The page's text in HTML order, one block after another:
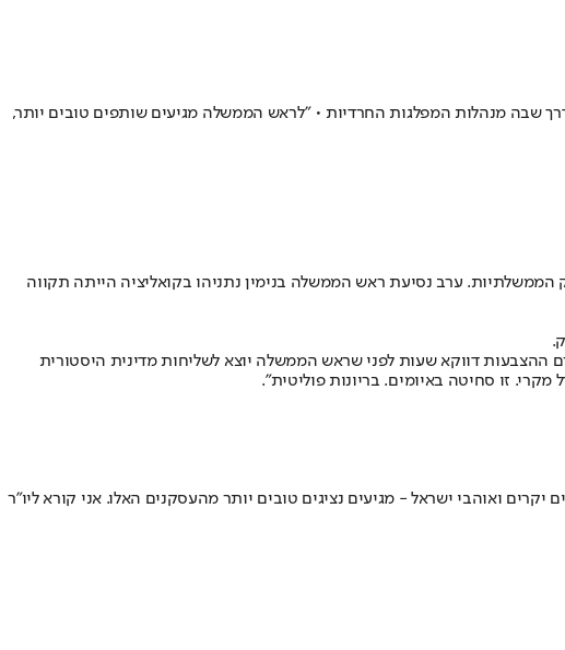
שבה מנהלות המפלגות החרדיות • "לראש הממשלה מגיעים שותפים טובים יותר,
ערב נסיעת ראש הממשלה בנימין נתניהו בקואליציה הייתה תקווה
ההצבעות דווקא שעות לפני שראש הממשלה יוצא לשליחות מדינית היסטורית
זו סחיטה באיומים. בריונות פוליטית".
ואוהבי ישראל - מגיעים נציגים טובים יותר מהעסקנים האלו. אני קורא ליו”ר